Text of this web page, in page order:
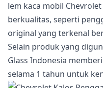
lem kaca mobil
berkualitas, seperti
original yang terkenal
Selain produk yang
Glass Indonesia
selama 1 tahun untuk